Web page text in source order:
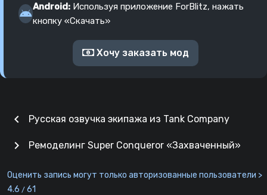
Android: Используя приложение ForBlitz, нажать
кнопку «Скачать»
Хочу заказать мод
chevron_left Русская озвучка экипажа из Tank Company
Ремоделинг Super Conqueror «Захваченный»
chevron_right
Оценить запись могут только авторизованные пользователи >
4.6 / 61